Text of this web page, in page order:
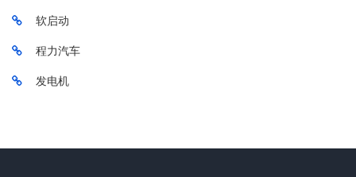
软启动
程力汽车
发电机